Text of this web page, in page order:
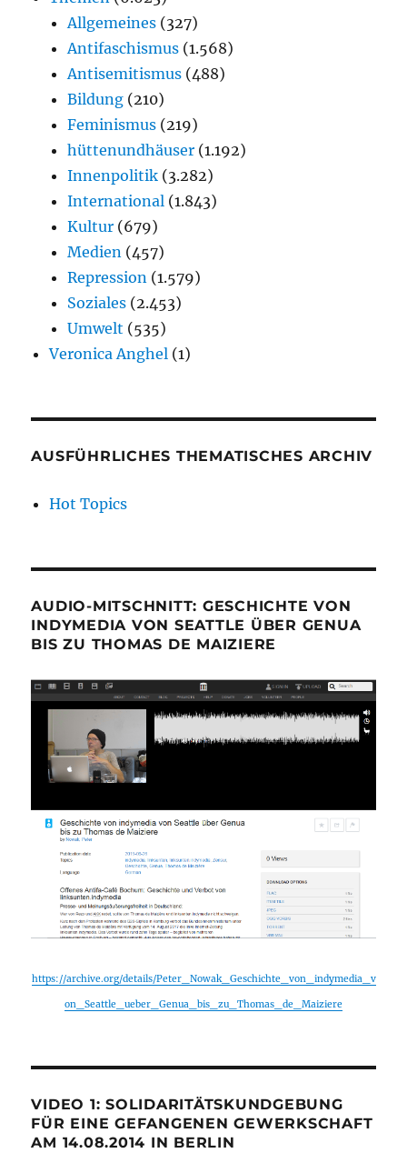
Allgemeines (327)
Antifaschismus (1.568)
Antisemitismus (488)
Bildung (210)
Feminismus (219)
hüttenundhäuser (1.192)
Innenpolitik (3.282)
International (1.843)
Kultur (679)
Medien (457)
Repression (1.579)
Soziales (2.453)
Umwelt (535)
Veronica Anghel (1)
AUSFÜHRLICHES THEMATISCHES ARCHIV
Hot Topics
AUDIO-MITSCHNITT: GESCHICHTE VON
INDYMEDIA VON SEATTLE ÜBER GENUA
BIS ZU THOMAS DE MAIZIERE
https://archive.org/details/Peter_Nowak_Geschichte_von_indymedia_v
on_Seattle_ueber_Genua_bis_zu_Thomas_de_Maiziere
VIDEO 1: SOLIDARITÄTSKUNDGEBUNG
FÜR EINE GEFANGENEN GEWERKSCHAFT
AM 14.08.2014 IN BERLIN